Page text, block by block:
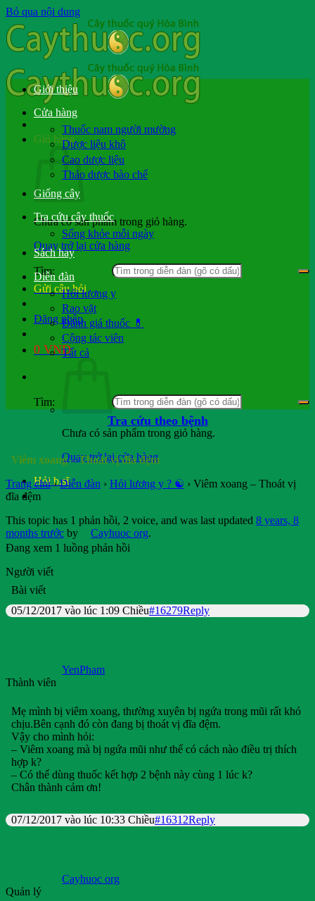
Bỏ qua nội dung
Giỏ hàng
Chưa có sản phẩm trong giỏ hàng.
Quay trở lại cửa hàng
Tìm:
Gửi câu hỏi
Đăng nhập
0 VND
Chưa có sản phẩm trong giỏ hàng.
Quay trở lại cửa hàng
Hỏi b.sĩ
Giới thiệu
Cửa hàng
Thuốc nam người mường
Dược liệu khô
Cao dược liệu
Thảo dược bào chế
Giống cây
Tra cứu cây thuốc
Sống khỏe mỗi ngày
Sách hay
Diễn đàn
Hỏi lương y
Rao vặt
Đánh giá thuốc 💊
Cộng tác viên
Tất cả
Tìm:
Tra cứu theo bệnh
Viêm xoang – Thoát vị đĩa đệm
Trang chủ › Diễn đàn › Hỏi lương y ? ☯️ › Viêm xoang – Thoát vị
đĩa đệm
This topic has 1 phản hồi, 2 voice, and was last updated 8 years, 8
months trước by Cayhuoc org.
Đang xem 1 luồng phản hồi
Người viết
Bài viết
05/12/2017 vào lúc 1:09 Chiều#16279Reply
YenPham
Thành viên
Mẹ mình bị viêm xoang, thường xuyên bị ngứa trong mũi rất khó
chịu.Bên cạnh đó còn đang bị thoát vị đĩa đệm.
Vậy cho mình hỏi:
– Viêm xoang mà bị ngứa mũi như thế có cách nào điều trị thích
hợp k?
– Có thể dùng thuốc kết hợp 2 bệnh này cùng 1 lúc k?
Chân thành cảm ơn!
07/12/2017 vào lúc 10:33 Chiều#16312Reply
Cayhuoc org
Quản lý